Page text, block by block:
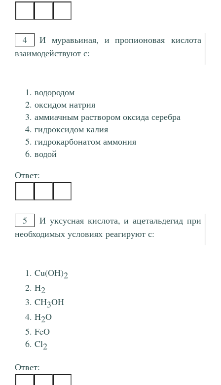
4
И муравьиная, и пропионовая кислота
взаимодействуют с:
водородом
оксидом натрия
аммиачным раствором оксида серебра
гидроксидом калия
гидрокарбонатом аммония
водой
Ответ:
5
И уксусная кислота, и ацетальдегид при
необходимых условиях реагируют с:
Cu(OH)2
H2
CH3OH
H2O
FeO
Cl2
Ответ: